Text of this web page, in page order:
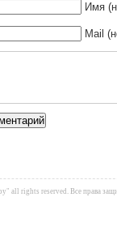
Имя
Mail
all rights reserved. Все права